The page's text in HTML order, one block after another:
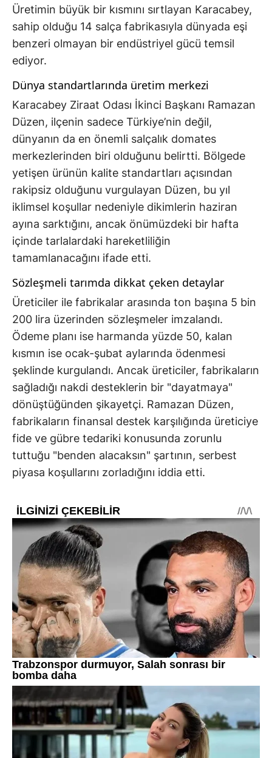
Üretimin büyük bir kısmını sırtlayan Karacabey,
sahip olduğu 14 salça fabrikasıyla dünyada eşi
benzeri olmayan bir endüstriyel gücü temsil
ediyor.
Dünya standartlarında üretim merkezi
Karacabey Ziraat Odası İkinci Başkanı Ramazan
Düzen, ilçenin sadece Türkiye’nin değil,
dünyanın da en önemli salçalık domates
merkezlerinden biri olduğunu belirtti. Bölgede
yetişen ürünün kalite standartları açısından
rakipsiz olduğunu vurgulayan Düzen, bu yıl
iklimsel koşullar nedeniyle dikimlerin haziran
ayına sarktığını, ancak önümüzdeki bir hafta
içinde tarlalardaki hareketliliğin
tamamlanacağını ifade etti.
Sözleşmeli tarımda dikkat çeken detaylar
Üreticiler ile fabrikalar arasında ton başına 5 bin
200 lira üzerinden sözleşmeler imzalandı.
Ödeme planı ise harmanda yüzde 50, kalan
kısmın ise ocak-şubat aylarında ödenmesi
şeklinde kurgulandı. Ancak üreticiler, fabrikaların
sağladığı nakdi desteklerin bir "dayatmaya"
dönüştüğünden şikayetçi. Ramazan Düzen,
fabrikaların finansal destek karşılığında üreticiye
fide ve gübre tedariki konusunda zorunlu
tuttuğu "benden alacaksın" şartının, serbest
piyasa koşullarını zorladığını iddia etti.